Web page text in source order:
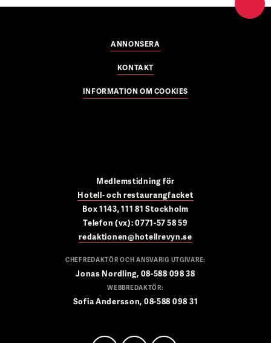
ANNONSERA
KONTAKT
INFORMATION OM COOKIES
Medlemstidning för
Hotell- och restaurangfacket
Box 1143, 111 81 Stockholm
Telefon (vx): 0771-57 58 59
redaktionen@hotellrevyn.se
CHEFREDAKTÖR OCH ANSVARIG UTGIVARE:
Jonas Nordling, 08-588 098 38
WEBBREDAKTÖR:
Sofia Andersson, 08-588 098 31